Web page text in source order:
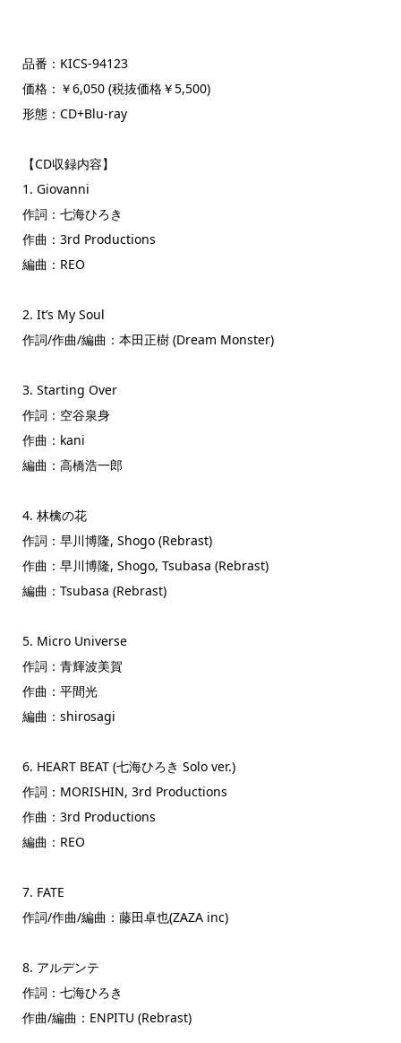
品番：KICS-94123
価格：￥6,050 (税抜価格￥5,500)
形態：CD+Blu-ray
【CD収録内容】
1. Giovanni
作詞：七海ひろき
作曲：3rd Productions
編曲：REO
2. It’s My Soul
作詞/作曲/編曲：本田正樹 (Dream Monster)
3. Starting Over
作詞：空谷泉身
作曲：kani
編曲：高橋浩一郎
4. 林檎の花
作詞：早川博隆, Shogo (Rebrast)
作曲：早川博隆, Shogo, Tsubasa (Rebrast)
編曲：Tsubasa (Rebrast)
5. Micro Universe
作詞：青輝波美賀
作曲：平間光
編曲：shirosagi
6. HEART BEAT (七海ひろき Solo ver.)
作詞：MORISHIN, 3rd Productions
作曲：3rd Productions
編曲：REO
7. FATE
作詞/作曲/編曲：藤田卓也(ZAZA inc)
8. アルデンテ
作詞：七海ひろき
作曲/編曲：ENPITU (Rebrast)